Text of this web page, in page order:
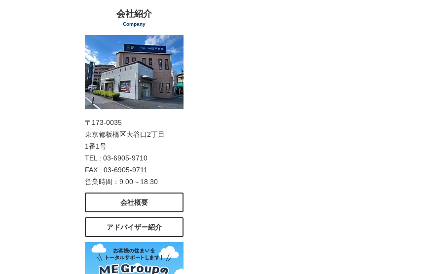
会社紹介
Company
〒173-0035
東京都板橋区大谷口2丁目
1番1号
TEL : 03-6905-9710
FAX : 03-6905-9711
営業時間：9:00～18:30
会社概要
アドバイザー紹介